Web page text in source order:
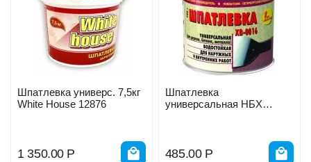
Шпатлевка универс. 7,5кг
White House 12876
1 350.00 Р
Шпатлевка
универсальная НБХ
485.00 Р